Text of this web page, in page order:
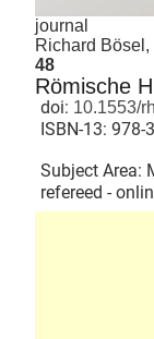
journal
Richard
48
Römische
doi: 10.1553/
ISBN-13: 978-
Subject Area:
refereed -